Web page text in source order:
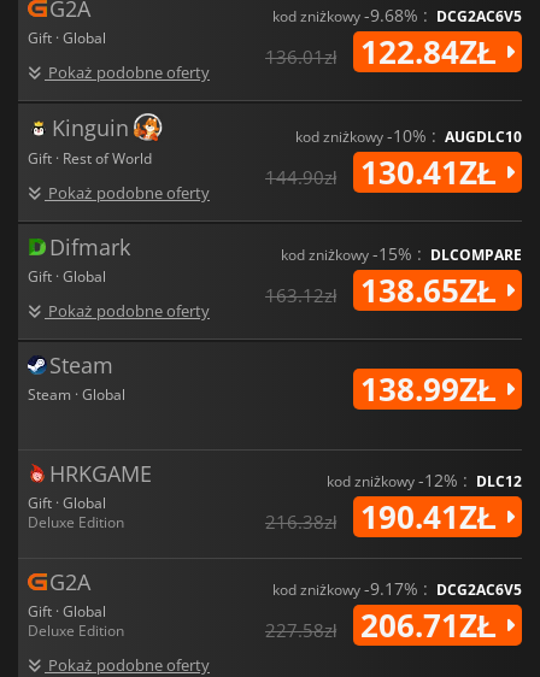
G2A
Gift · Global
Pokaż podobne oferty
kod zniżkowy-9.68% : DCG2AC6V5
136.01zł 122.84ZŁ
Kinguin
Gift · Rest of World
Pokaż podobne oferty
kod zniżkowy-10% : AUGDLC10
144.90zł 130.41ZŁ
Difmark
Gift · Global
Pokaż podobne oferty
kod zniżkowy-15% : DLCOMPARE
163.12zł 138.65ZŁ
Steam
Steam · Global 138.99ZŁ
HRKGAME
Gift · Global
Deluxe Edition
kod zniżkowy-12% : DLC12
216.38zł 190.41ZŁ
G2A
Gift · Global
Deluxe Edition
Pokaż podobne oferty
kod zniżkowy-9.17% : DCG2AC6V5
227.58zł 206.71ZŁ